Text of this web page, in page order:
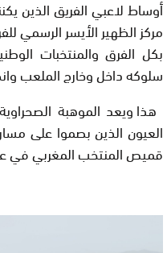
أوساط لاعبي الفريق الذين
مركز الظهير الأيسر الرسمي
بكل الفرق والمنتخبات
سلوكه داخل وخارج الملعب
هذا ويعد الموهبة
العيون الذين بصموا على
قميص المنتخب المغربي في